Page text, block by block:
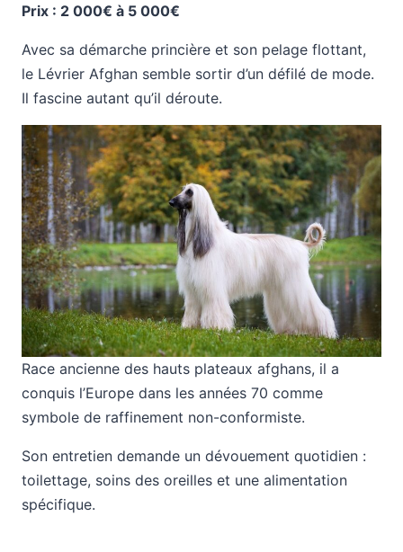
Prix : 2 000€ à 5 000€
Avec sa démarche princière et son pelage flottant,
le Lévrier Afghan semble sortir d’un défilé de mode.
Il fascine autant qu’il déroute.
Race ancienne des hauts plateaux afghans, il a
conquis l’Europe dans les années 70 comme
symbole de raffinement non-conformiste.
Son entretien demande un dévouement quotidien :
toilettage, soins des oreilles et une alimentation
spécifique.